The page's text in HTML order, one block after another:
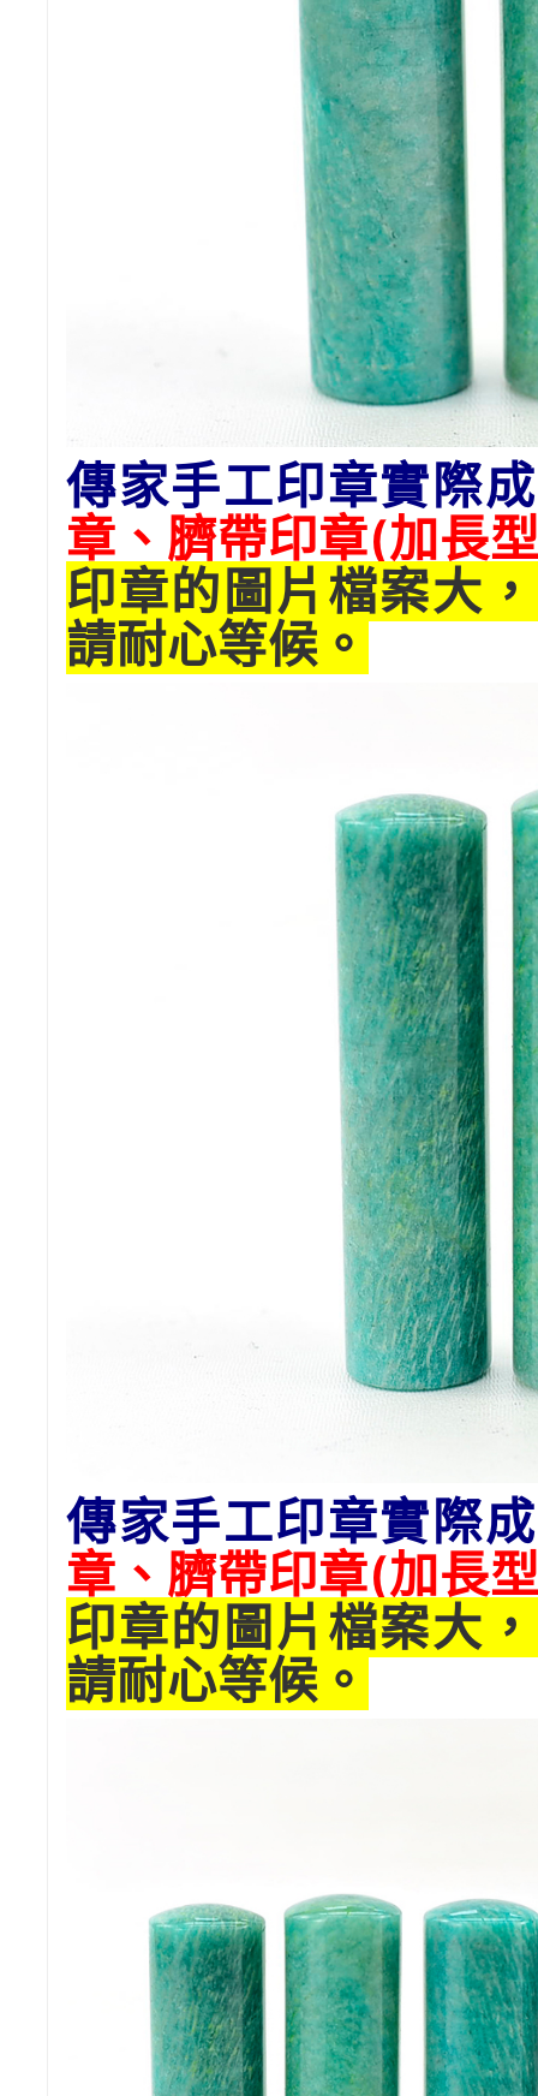
傳家手工印章實際
章、臍帶印章(加長
印章的圖片檔案大
請耐心等候。
傳家手工印章實際
章、臍帶印章(加長
印章的圖片檔案大
請耐心等候。